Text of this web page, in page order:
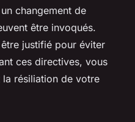
changement de
être invoqués.
justifié pour éviter
ces directives, vous
résiliation de votre